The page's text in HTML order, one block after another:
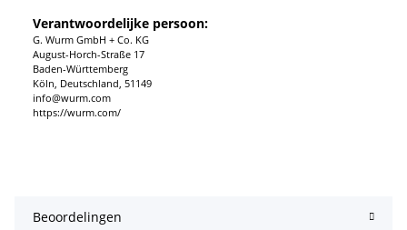
Verantwoordelijke persoon:
G. Wurm GmbH + Co. KG
August-Horch-Straße 17
Baden-Württemberg
Köln, Deutschland, 51149
info@wurm.com
https://wurm.com/
Beoordelingen